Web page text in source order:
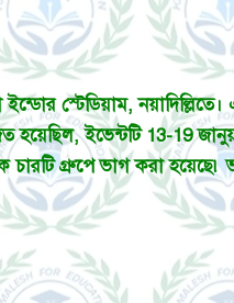
স্টেডিয়াম,
ইভেন্টটি 13-19
গ্রুপে ভাগ করা